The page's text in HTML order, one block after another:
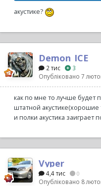
акустике?
Demon_ICE
2 тис
3
Опубліковано 7
как по мне то лучше будет
штатной
и полки акустика заиграет
Vyper
4,4 тис 0
Опубліковано 8